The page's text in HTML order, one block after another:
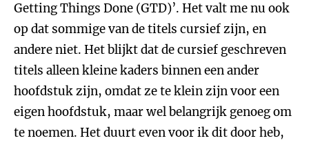
Getting Things Done (GTD)’. Het valt me nu ook
op dat sommige van de titels cursief zijn, en
andere niet. Het blijkt dat de cursief geschreven
titels alleen kleine kaders binnen een ander
hoofdstuk zijn, omdat ze te klein zijn voor een
eigen hoofdstuk, maar wel belangrijk genoeg om
te noemen. Het duurt even voor ik dit door heb,